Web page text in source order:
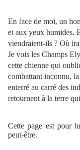
En face de moi, un
et aux yeux humides.
viendraient-ils ? Où
Je vois les Champs
cette chienne qui
combattant inconnu,
enterré au carré des
retournent à la terre
Cette page est pour
peut-être.